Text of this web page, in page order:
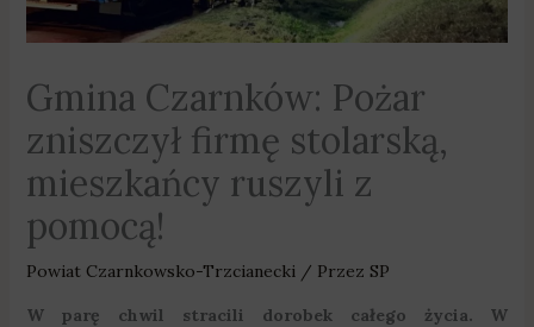
Gmina Czarnków: Pożar
zniszczył firmę stolarską,
mieszkańcy ruszyli z
pomocą!
Powiat Czarnkowsko-Trzcianecki / Przez SP
W parę chwil stracili dorobek całego życia. W